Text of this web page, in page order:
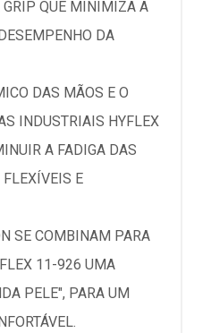
GRIP QUE MINIMIZA A
DA
DAS MÃOS E O
INDUSTRIAIS HYFLEX
A FADIGA DAS
E
SE COMBINAM PARA
11-926 UMA
PELE", PARA UM